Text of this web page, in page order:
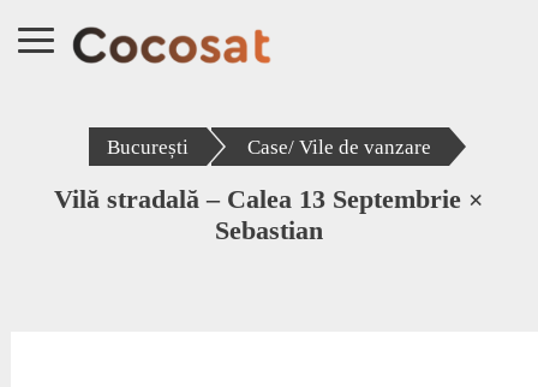
București Case/ Vile de vanzare
Vilă stradală – Calea 13 Septembrie ×
Sebastian